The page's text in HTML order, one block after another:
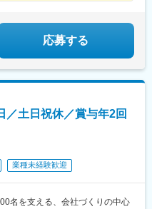
応募する
／土日祝休／賞与年2回
業種未経験歓迎
名を支える、会社づくりの中心